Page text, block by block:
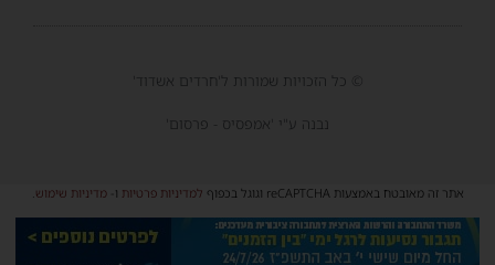
© כל הזכויות שמורות ל'חרדים אשדוד'
נבנה ע"י 'אמפסיס - פרסום'
אתר זה מאובטח באמצעות reCAPTCHA וגוגל בכפוף למדיניות פרטיותו-מדיניות שימוש.